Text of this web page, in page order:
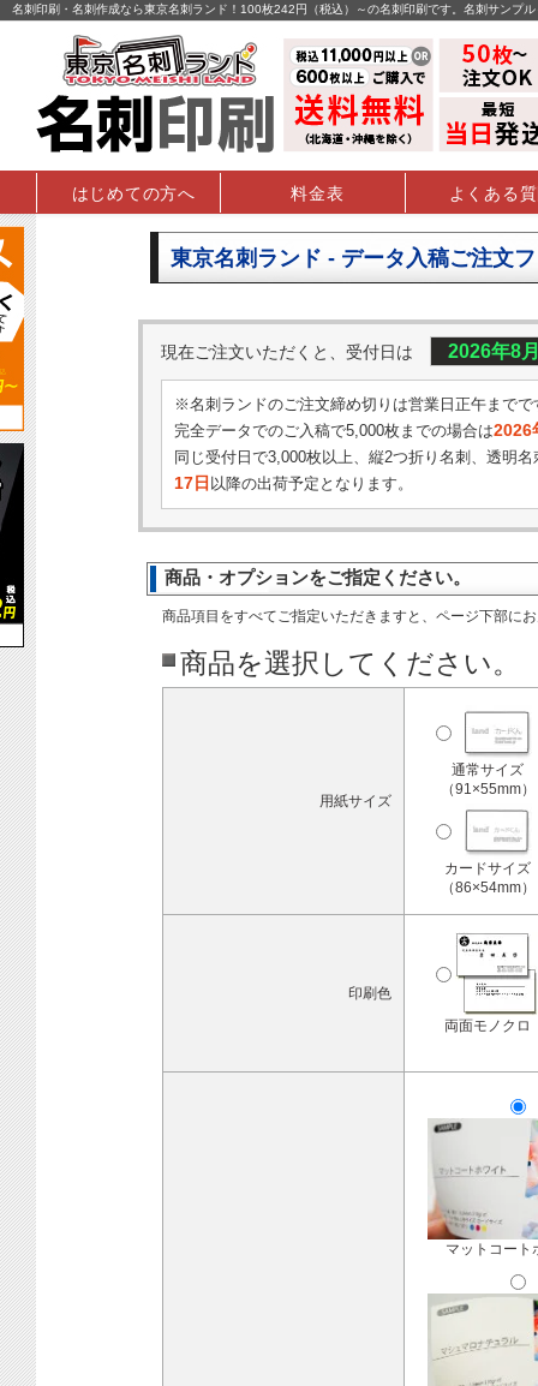
名刺印刷・名刺作成なら東京名刺ランド！100枚242円（税込）～の名刺印刷です。名刺サンプ
はじめての方へ 料金表 よくある
東京名刺ランド - データ入稿ご注文
現在ご注文いただくと、受付日は 2026年8
※名刺ランドのご注文締め切りは営業日正午までで
完全データでのご入稿で5,000枚までの場合は2026
同じ受付日で3,000枚以上、縦2つ折り名刺、透明名
17日 以降の出荷予定となります。
商品・オプションをご指定ください。
商品項目をすべてご指定いただきますと、ページ下部に
商品を選択してください。
用紙サイズ
通常サイズ
（91×55mm）
カードサイズ
（86×54mm）
印刷色
両面モノクロ
マットコート